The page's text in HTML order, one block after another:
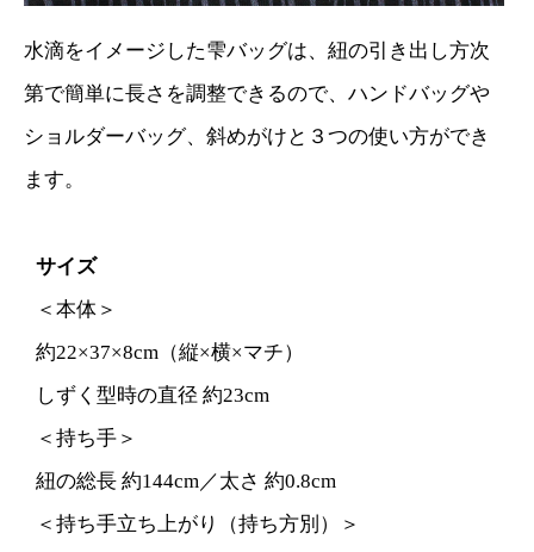
水滴をイメージした雫バッグは、紐の引き出し方次
第で簡単に長さを調整できるので、ハンドバッグや
ショルダーバッグ、斜めがけと３つの使い方ができ
ます。
サイズ
＜本体＞
約22×37×8cm（縦×横×マチ）
しずく型時の直径 約23cm
＜持ち手＞
紐の総長 約144cm／太さ 約0.8cm
＜持ち手立ち上がり（持ち方別）＞